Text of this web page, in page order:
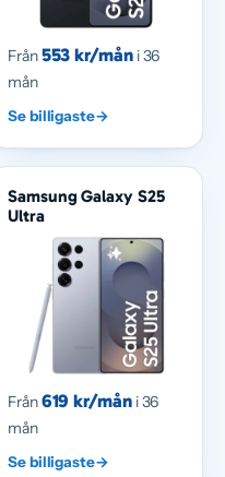
Från553 kr/måni 36
mån
Se billigaste→
Samsung Galaxy S25
Ultra
Från619 kr/måni 36
mån
Se billigaste→